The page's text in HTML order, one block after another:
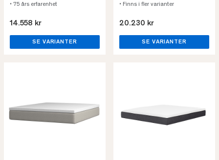
• 75 års erfarenhet
14.558 kr
SE VARIANTER
• Finns i fler varianter
20.230 kr
SE VARIANTER